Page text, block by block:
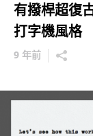
有撥桿超復
打字機風格
9 年前